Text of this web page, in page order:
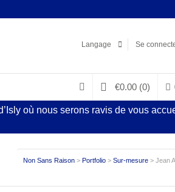
Langage Se
€0.00 (0)
où nous serons ravis de vous
Non Sans Raison> Portfolio> Sur-mesure> Jean